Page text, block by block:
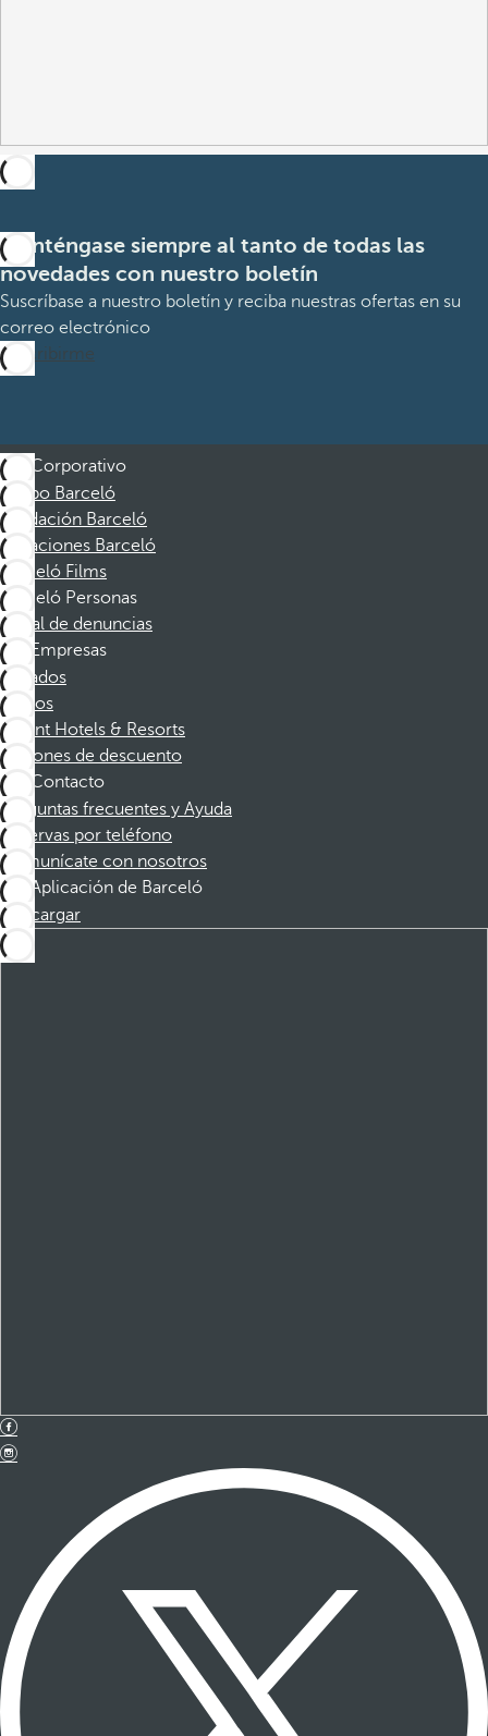
Manténgase siempre al tanto de todas las
novedades con nuestro boletín
Suscríbase a nuestro boletín y reciba nuestras ofertas en su
correo electrónico
Suscribirme
Corporativo
Grupo Barceló
Fundación Barceló
Vacaciones Barceló
Barceló Films
Barceló Personas
Canal de denuncias
Empresas
Afiliados
Socios
Dorint Hotels & Resorts
Cupones de descuento
Contacto
Preguntas frecuentes y Ayuda
Reservas por teléfono
Comunícate con nosotros
Aplicación de Barceló
Descargar